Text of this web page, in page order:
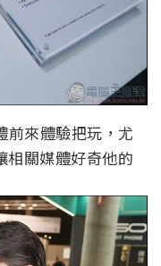
前來體驗把玩，尤
相關媒體好奇他的